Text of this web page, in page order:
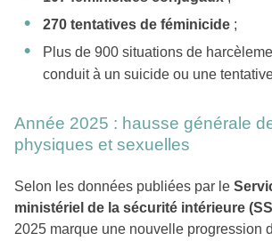
270 tentatives de féminicide ;
Plus de 900 situations de
conduit à un suicide ou une
Année 2025 : hausse générale
physiques et sexuelles
Selon les données publiées par le
ministériel de la sécurité intérieure
2025 marque une nouvelle progression